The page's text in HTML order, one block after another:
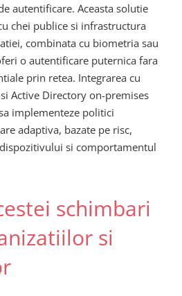
autentificare. Aceasta solutie
chei publice si infrastructura
combinata cu biometria sau
o autentificare puternica fara
prin retea. Integrarea cu
Active Directory on-premises
implementeze politici
adaptiva, bazate pe risc,
si comportamentul
schimbari
si